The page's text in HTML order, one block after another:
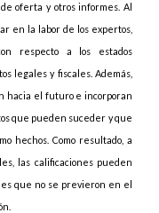
de oferta y otros informes. Al
en la labor de los expertos,
respecto a los estados
legales y fiscales. Además,
hacia el futuro e incorporan
que pueden suceder y que
hechos. Como resultado, a
las calificaciones pueden
que no se previeron en el